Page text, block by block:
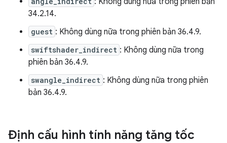
34.2.14.
guest : Không dùng nữa trong phiên bản 36.4.9.
swiftshader_indirect : Không dùng nữa trong
phiên bản 36.4.9.
swangle_indirect : Không dùng nữa trong phiên
bản 36.4.9.
Định cấu hình tính năng tăng tốc